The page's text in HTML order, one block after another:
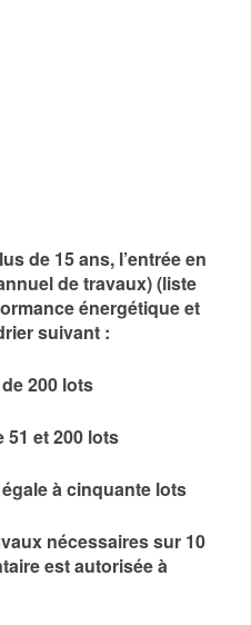
de 15 ans, l’entrée en
de travaux) (liste
énergétique et
suivant :
200 lots
51 et 200 lots
à cinquante lots
nécessaires sur 10
est autorisée à